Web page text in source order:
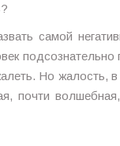
самой
подсознательно
Но жалость,
почти волшебная,